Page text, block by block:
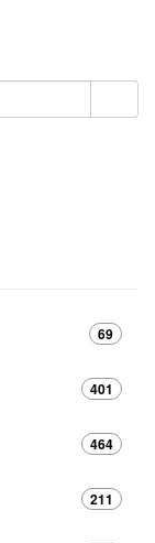
69
401
464
211